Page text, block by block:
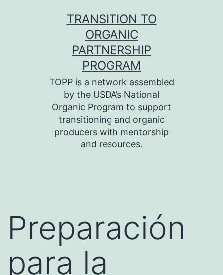
TRANSITION TO
ORGANIC
PARTNERSHIP
PROGRAM
TOPP is a network assembled
by the USDA’s National
Organic Program to support
transitioning and organic
producers with mentorship
and resources.
Preparación
para la